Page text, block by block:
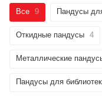
Все 9 Пандусы
Откидные пандусы 4
Металлические
Пандусы для библиотек